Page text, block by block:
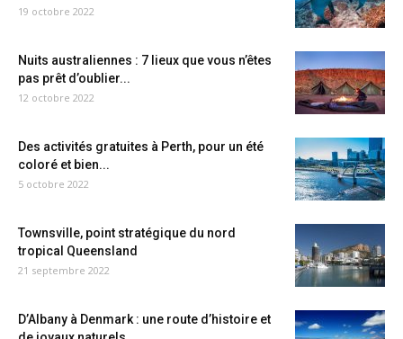
19 octobre 2022
Nuits australiennes : 7 lieux que vous n’êtes
pas prêt d’oublier...
12 octobre 2022
Des activités gratuites à Perth, pour un été
coloré et bien...
5 octobre 2022
Townsville, point stratégique du nord
tropical Queensland
21 septembre 2022
D’Albany à Denmark : une route d’histoire et